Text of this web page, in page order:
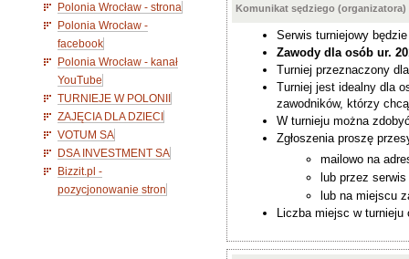
Polonia Wrocław - strona
Polonia Wrocław -
facebook
Polonia Wrocław - kanał
YouTube
TURNIEJE W POLONII
ZAJĘCIA DLA DZIECI
VOTUM SA
DSA INVESTMENT SA
Bizzit.pl -
pozycjonowanie stron
Komunikat sędziego (organizatora)
Serwis turniejowy
Zawody dla osób ur.
Turniej przeznaczony
Turniej jest idealny dla
zawodników, którzy
W turnieju można
Zgłoszenia proszę
mailowo na
lub przez
lub na miejscu
Liczba miejsc w turnieju